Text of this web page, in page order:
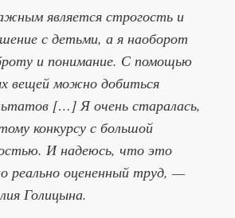
является строгость и
с детьми, а я наоборот
и понимание. С помощью
вещей можно добиться
[…] Я очень старалась,
конкурсу с большой
И надеюсь, что это
реально оцененный труд, —
Голицына.